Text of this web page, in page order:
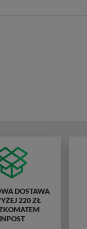
DOSTAWA
220 ZŁ
INPOST